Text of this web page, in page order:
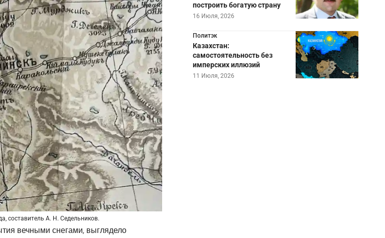
составитель А. Н. Седельников.
вечными снегами, выглядело
построить богатую страну
16 Июля, 2026
Политэк
Казахстан:
самостоятельность без
имперских иллюзий
11 Июля, 2026